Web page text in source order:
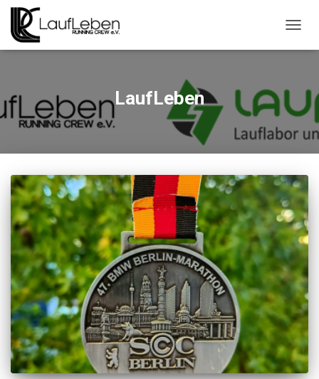
A
T
I
M
S
C
H
A
L
E
N
LaufLeben